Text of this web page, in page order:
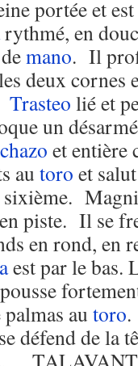
portée et
rythmé, en
demano. Il
deux cornes
Trasteo lié et
un
et entière
au toro et
piste. Il se
en rond, en
est par le bas.
au toro
se défend de la